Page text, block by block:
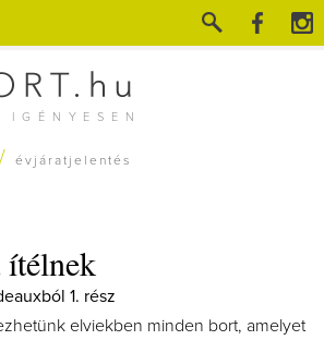
IGÉNYESEN
/ évjáratjelentés
ítélnek
1. rész
elviekben minden bort, amelyet